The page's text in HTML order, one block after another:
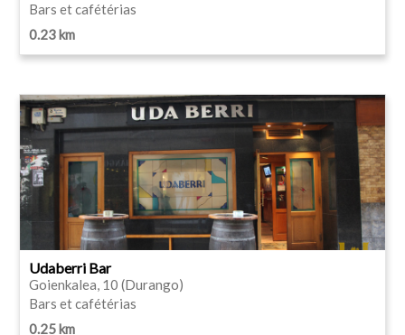
Bars et cafétérias
0.23 km
Udaberri Bar
Goienkalea, 10 (Durango)
Bars et cafétérias
0.25 km